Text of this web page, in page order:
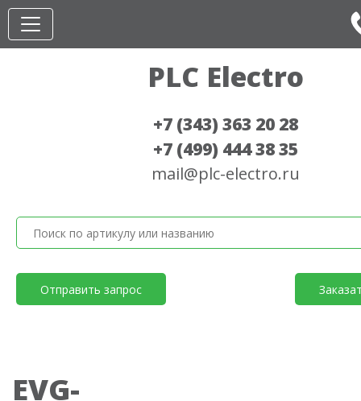
PLC Electro
+7 (343) 363 20 28
+7 (499) 444 38 35
mail@plc-electro.ru
Отправить запрос
EVG-